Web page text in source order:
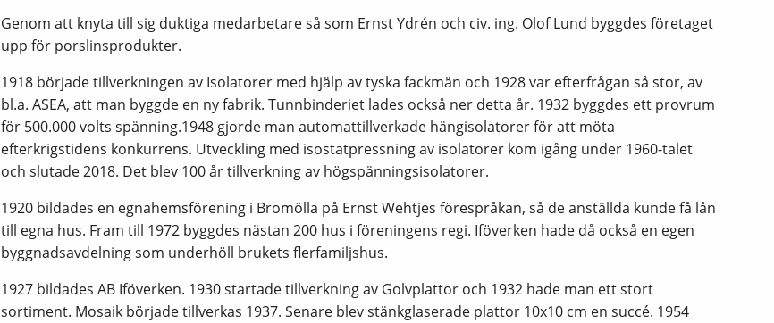
Genom att knyta till sig duktiga medarbetare så som Ernst Ydrén och civ. ing. Olof Lund byggdes företaget
upp för porslinsprodukter.
1918 började tillverkningen av Isolatorer med hjälp av tyska fackmän och 1928 var efterfrågan så stor, av
bl.a. ASEA, att man byggde en ny fabrik. Tunnbinderiet lades också ner detta år. 1932 byggdes ett provrum
för 500.000 volts spänning.1948 gjorde man automattillverkade hängisolatorer för att möta
efterkrigstidens konkurrens. Utveckling med isostatpressning av isolatorer kom igång under 1960-talet
och slutade 2018. Det blev 100 år tillverkning av högspänningsisolatorer.
1920 bildades en egnahemsförening i Bromölla på Ernst Wehtjes förespråkan, så de anställda kunde få lån
till egna hus. Fram till 1972 byggdes nästan 200 hus i föreningens regi. Iföverken hade då också en egen
byggnadsavdelning som underhöll brukets flerfamiljshus.
1927 bildades AB Iföverken. 1930 startade tillverkning av Golvplattor och 1932 hade man ett stort
sortiment. Mosaik började tillverkas 1937. Senare blev stänkglaserade plattor 10x10 cm en succé. 1954